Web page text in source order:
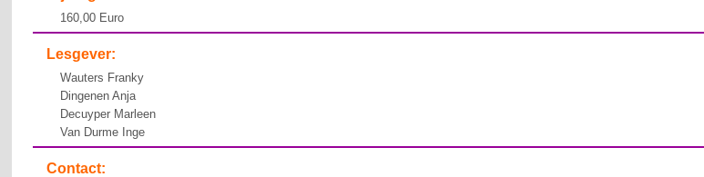
160,00 Euro
Lesgever:
Wauters Franky
Dingenen Anja
Decuyper Marleen
Van Durme Inge
Contact: